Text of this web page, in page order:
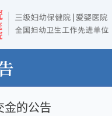
金的公告